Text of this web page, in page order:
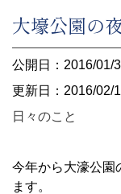
大壕公園の
公開日：2016/01/
更新日：2016/02/
日々のこと
今年から大濠公園
ます。